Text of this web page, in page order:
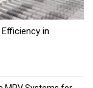
in